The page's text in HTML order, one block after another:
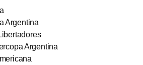
Argentina
Argentina